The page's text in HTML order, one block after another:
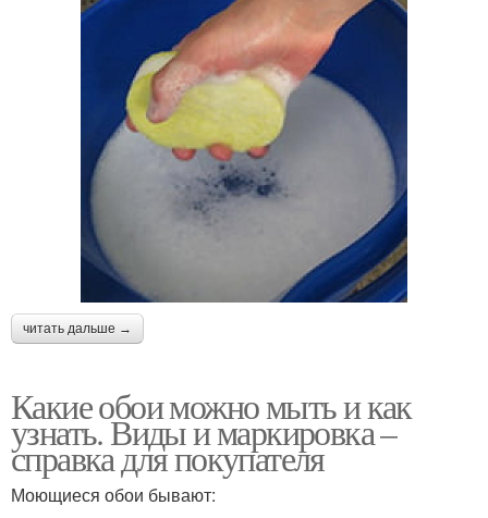
читать дальше →
Какие обои можно мыть и как
узнать. Виды и маркировка –
справка для покупателя
Моющиеся обои бывают: